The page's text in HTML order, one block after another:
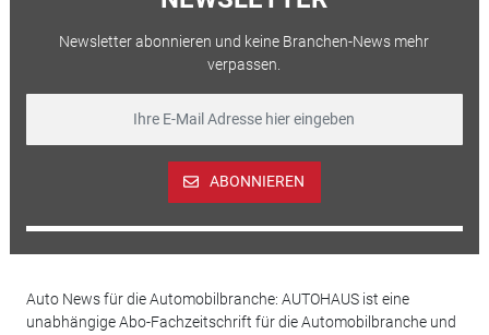
Newsletter abonnieren und keine Branchen-News mehr
verpassen.
ABONNIEREN
Auto News für die Automobilbranche: AUTOHAUS ist eine
unabhängige Abo-Fachzeitschrift für die Automobilbranche und